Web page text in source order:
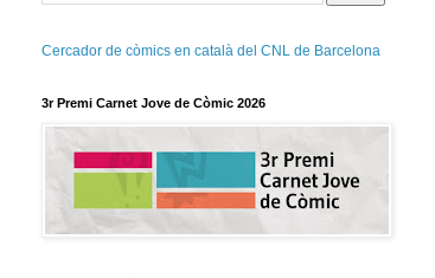
Cercador de còmics en català del CNL de Barcelona
3r Premi Carnet Jove de Còmic 2026